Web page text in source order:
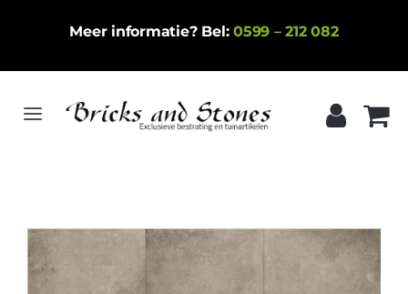
Meer informatie? Bel:0599 – 212 082
Toggle
Keramische tegels